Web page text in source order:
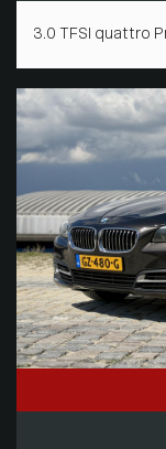
3.0 TFSI quattro